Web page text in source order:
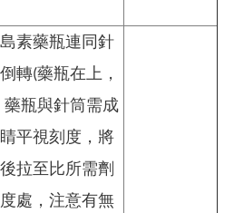
素藥瓶連同針
轉(藥瓶在上，
藥瓶與針筒需成
平視刻度，將
拉至比所需劑
處，注意有無